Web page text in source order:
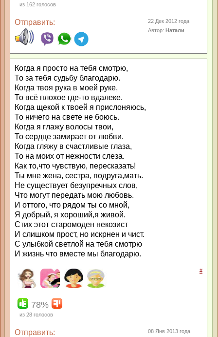
из 162 голосов
Отправить:
22 Дек 2012 года
Автор: Натали
Когда я просто на тебя смотрю,
То за тебя судьбу благодарю.
Когда твоя рука в моей руке,
То всё плохое где-то вдалеке.
Когда щекой к твоей я прислоняюсь,
То ничего на свете не боюсь.
Когда я глажу волосы твои,
То сердце замирает от любви.
Когда гляжу в счастливые глаза,
То на моих от нежности слеза.
Как то,что чувствую, пересказать!
Ты мне жена, сестра, подруга,мать.
Не существует безупречных слов,
Что могут передать мою любовь.
И оттого, что рядом ты со мной,
Я добрый, я хороший,я живой.
Стих этот старомоден некозист
И слишком прост, но искрнен и чист.
С улыбкой светлой на тебя смотрю
И жизнь что вместе мы благодарю.
#
78%
из 28 голосов
Отправить:
08 Янв 2013 года